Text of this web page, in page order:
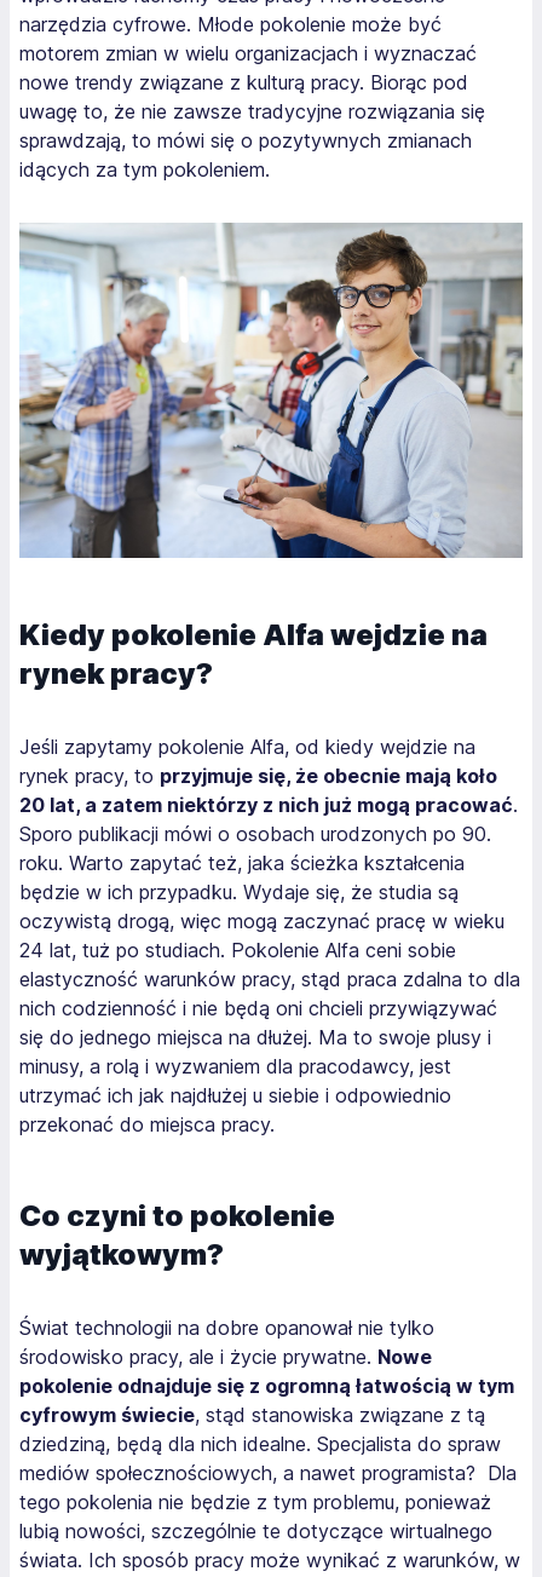
narzędzia cyfrowe. Młode pokolenie może być
motorem zmian w wielu organizacjach i wyznaczać
nowe trendy związane z kulturą pracy. Biorąc pod
uwagę to, że nie zawsze tradycyjne rozwiązania się
sprawdzają, to mówi się o pozytywnych zmianach
idących za tym pokoleniem.
Kiedy pokolenie Alfa wejdzie na
rynek pracy?
Jeśli zapytamy pokolenie Alfa, od kiedy wejdzie na
rynek pracy, to przyjmuje się, że obecnie mają koło
20 lat, a zatem niektórzy z nich już mogą pracować.
Sporo publikacji mówi o osobach urodzonych po 90.
roku. Warto zapytać też, jaka ścieżka kształcenia
będzie w ich przypadku. Wydaje się, że studia są
oczywistą drogą, więc mogą zaczynać pracę w wieku
24 lat, tuż po studiach. Pokolenie Alfa ceni sobie
elastyczność warunków pracy, stąd praca zdalna to dla
nich codzienność i nie będą oni chcieli przywiązywać
się do jednego miejsca na dłużej. Ma to swoje plusy i
minusy, a rolą i wyzwaniem dla pracodawcy, jest
utrzymać ich jak najdłużej u siebie i odpowiednio
przekonać do miejsca pracy.
Co czyni to pokolenie
wyjątkowym?
Świat technologii na dobre opanował nie tylko
środowisko pracy, ale i życie prywatne. Nowe
pokolenie odnajduje się z ogromną łatwością w tym
cyfrowym świecie, stąd stanowiska związane z tą
dziedziną, będą dla nich idealne. Specjalista do spraw
mediów społecznościowych, a nawet programista? Dla
tego pokolenia nie będzie z tym problemu, ponieważ
lubią nowości, szczególnie te dotyczące wirtualnego
świata. Ich sposób pracy może wynikać z warunków, w